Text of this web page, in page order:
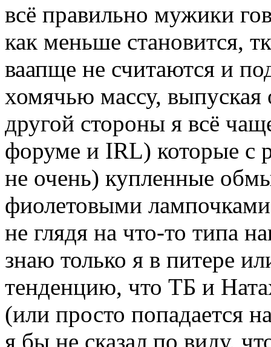
всё правильно мужики
как меньше становится,
ваапще не считаются и
хомячью массу,
другой стороны я всё
форуме и IRL) которые с
не очень) купленные
фиолетовыми
не глядя на что-то типа
знаю только я в питере
тенденцию, что ТБ и
(или просто попадается
я бы не сказал по виду,